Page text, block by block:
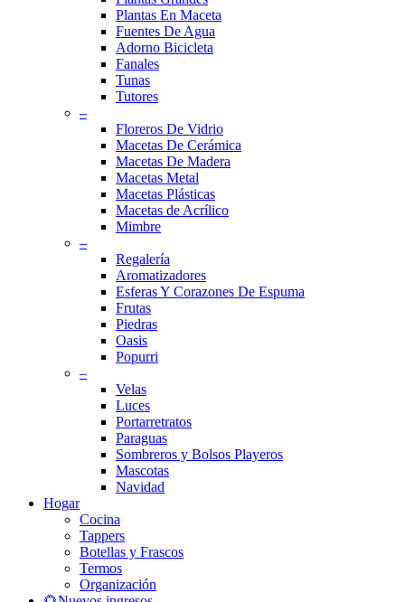
Plantas En Maceta
Fuentes De Agua
Adorno Bicicleta
Fanales
Tunas
Tutores
–
Floreros De Vidrio
Macetas De Cerámica
Macetas De Madera
Macetas Metal
Macetas Plásticas
Macetas de Acrílico
Mimbre
–
Regalería
Aromatizadores
Esferas Y Corazones De Espuma
Frutas
Piedras
Oasis
Popurri
–
Velas
Luces
Portarretratos
Paraguas
Sombreros y Bolsos Playeros
Mascotas
Navidad
Hogar
Cocina
Tappers
Botellas y Frascos
Termos
Organización